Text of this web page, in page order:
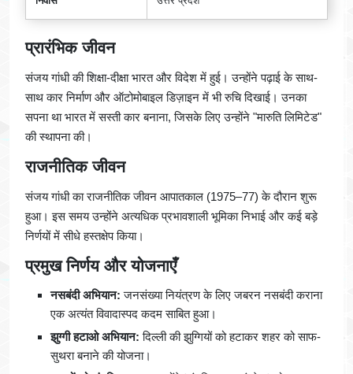
प्रारंभिक जीवन
संजय गांधी की शिक्षा-दीक्षा भारत और विदेश में हुई। उन्होंने पढ़ाई के साथ-
साथ कार निर्माण और ऑटोमोबाइल डिज़ाइन में भी रुचि दिखाई। उनका
सपना था भारत में सस्ती कार बनाना, जिसके लिए उन्होंने "मारुति लिमिटेड"
की स्थापना की।
राजनीतिक जीवन
संजय गांधी का राजनीतिक जीवन आपातकाल (1975–77) के दौरान शुरू
हुआ। इस समय उन्होंने अत्यधिक प्रभावशाली भूमिका निभाई और कई बड़े
निर्णयों में सीधे हस्तक्षेप किया।
प्रमुख निर्णय और योजनाएँ
नसबंदी अभियान: जनसंख्या नियंत्रण के लिए जबरन नसबंदी कराना
एक अत्यंत विवादास्पद कदम साबित हुआ।
झुग्गी हटाओ अभियान: दिल्ली की झुग्गियों को हटाकर शहर को साफ-
सुथरा बनाने की योजना।